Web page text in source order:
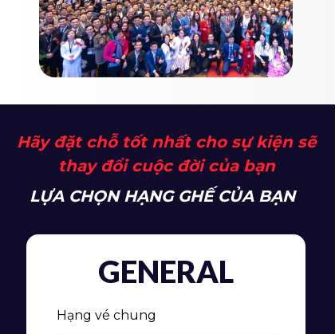
Hãy đặt chỗ tốt nhất cho sự kiện sẽ
thay đổi cuộc đời của bạn
LỰA CHỌN HẠNG GHẾ CỦA BẠN
GENERAL
Hạng vé chung